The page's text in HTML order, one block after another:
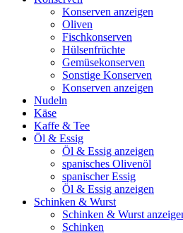
Konserven anzeigen
Oliven
Fischkonserven
Hülsenfrüchte
Gemüsekonserven
Sonstige Konserven
Konserven anzeigen
Nudeln
Käse
Kaffe & Tee
Öl & Essig
Öl & Essig anzeigen
spanisches Olivenöl
spanischer Essig
Öl & Essig anzeigen
Schinken & Wurst
Schinken & Wurst
Schinken